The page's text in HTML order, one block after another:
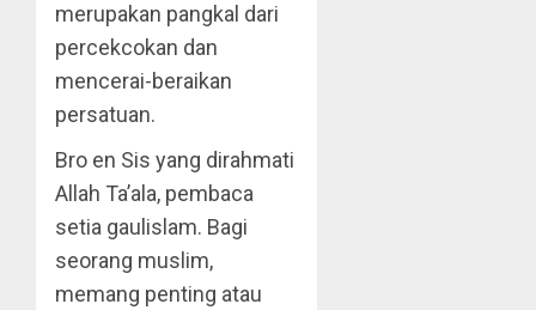
merupakan pangkal dari
percekcokan dan
mencerai-beraikan
persatuan.
Bro en Sis yang dirahmati
Allah Ta’ala, pembaca
setia gaulislam. Bagi
seorang muslim,
memang penting atau